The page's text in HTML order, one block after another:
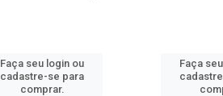
Faça seu login ou
cadastre-se para
comprar.
Faça